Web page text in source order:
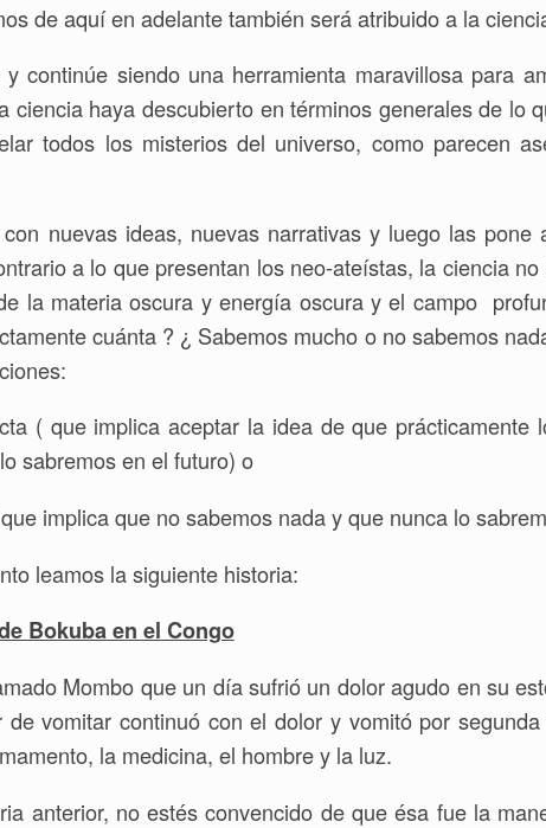
de aquí en adelante también será atribuido a la
continúe siendo una herramienta maravillosa para
ciencia haya descubierto en términos generales de lo
todos los misterios del universo, como parecen
nuevas ideas, nuevas narrativas y luego las pone
a lo que presentan los neo-ateístas, la ciencia
la materia oscura y energía oscura y el campo
cuánta ? ¿ Sabemos mucho o no sabemos
( que implica aceptar la idea de que prácticamente
sabremos en el futuro) o
implica que no sabemos nada y que nunca lo
leamos la siguiente historia:
Bokuba en el Congo
Mombo que un día sufrió un dolor agudo en su
vomitar continuó con el dolor y vomitó por
la medicina, el hombre y la luz.
anterior, no estés convencido de que ésa fue la